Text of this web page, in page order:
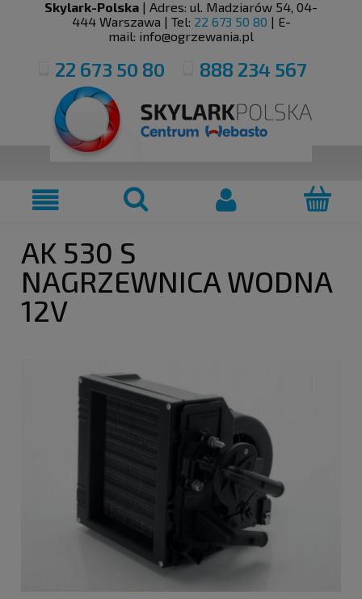
Skylark-Polska | Adres: ul. Madziarów 54, 04-
444 Warszawa | Tel: 22 673 50 80 | E-
mail: info@ogrzewania.pl
22 673 50 80 888 234 567
AK 530 S
NAGRZEWNICA WODNA
12V